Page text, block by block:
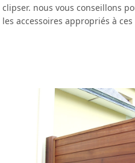
clipser. nous vous conseillons
les accessoires appropriés à ces